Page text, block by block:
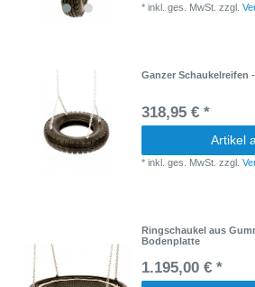
*inkl. ges. MwSt. zzgl.
Ganzer Schaukelreifen
318,95 € *
Artikel
*inkl. ges. MwSt. zzgl.
Ringschaukel aus
Bodenplatte
1.195,00 € *